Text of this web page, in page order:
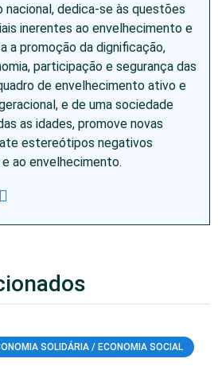
dedica-se às questões
inerentes ao envelhecimento e
a promoção da dignificação,
participação e segurança das
de envelhecimento ativo e
e de uma sociedade
as idades, promove novas
estereótipos negativos
ao envelhecimento.
SOLIDÁRIA / ECONOMIA SOCIAL